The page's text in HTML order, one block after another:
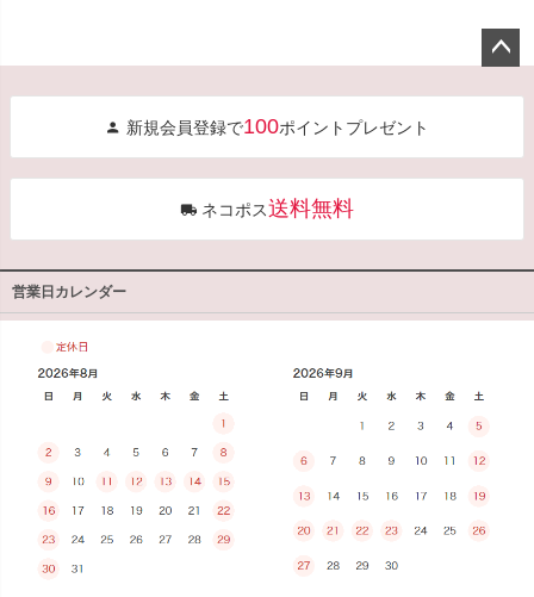
へ
新規会員登録で100ポイントプレゼント
ネコポス送料無料
営業日カレンダー